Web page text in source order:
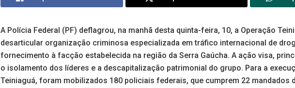
A Polícia Federal (PF) deflagrou, na manhã desta quinta-feira, 10, a Operação
desarticular organização criminosa especializada em tráfico internacional de
fornecimento à facção estabelecida na região da Serra Gaúcha. A ação visa,
o isolamento dos líderes e a descapitalização patrimonial do grupo. Para a
Teiniaguá, foram mobilizados 180 policiais federais, que cumprem 22 mandados